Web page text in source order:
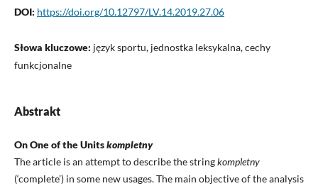
DOI: https://doi.org/10.12797/LV.14.2019.27.06
Słowa kluczowe: język sportu, jednostka leksykalna, cechy
funkcjonalne
Abstrakt
On One of the Unitskompletny
The article is an attempt to describe the stringkompletny
(‘complete’) in some new usages. The main objective of the analysis